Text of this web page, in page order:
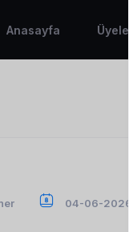
Anasayfa Üyeler
04-06-2026